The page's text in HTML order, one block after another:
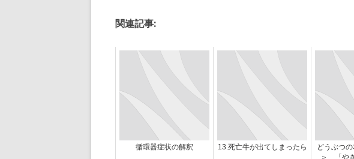
関連記事:
循環器症状の解釈 13.死亡牛が出てしまったら
どうぶつ
＞ 「や